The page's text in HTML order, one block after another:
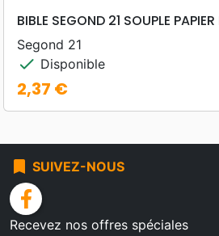
BIBLE SEGOND 21 SOUPLE
Segond 21
check Disponible
Prix
2,37 €
bookmark SUIVEZ-NOUS
facebook
Recevez nos offres spéciales